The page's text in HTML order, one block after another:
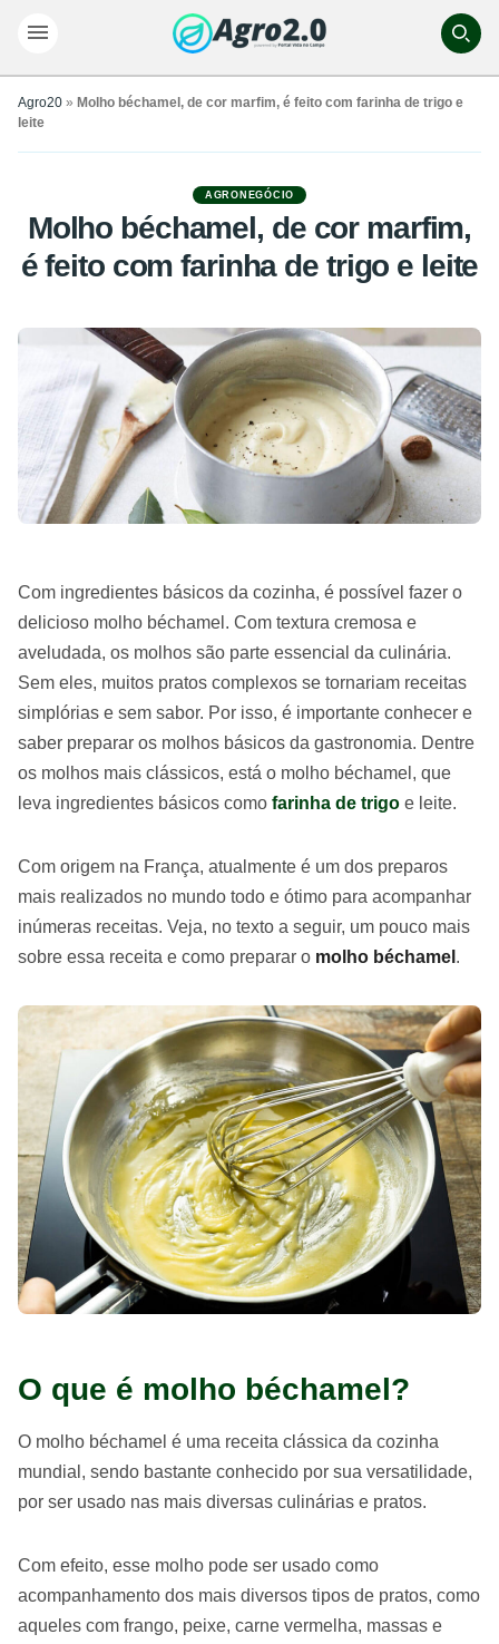
Agro20 » Molho béchamel, de cor marfim, é feito com farinha de trigo e
leite
AGRONEGÓCIO
Molho béchamel, de cor marfim,
é feito com farinha de trigo e leite
Com ingredientes básicos da cozinha, é possível fazer o
delicioso molho béchamel. Com textura cremosa e
aveludada, os molhos são parte essencial da culinária.
Sem eles, muitos pratos complexos se tornariam receitas
simplórias e sem sabor. Por isso, é importante conhecer e
saber preparar os molhos básicos da gastronomia. Dentre
os molhos mais clássicos, está o molho béchamel, que
leva ingredientes básicos como farinha de trigo e leite.
Com origem na França, atualmente é um dos preparos
mais realizados no mundo todo e ótimo para acompanhar
inúmeras receitas. Veja, no texto a seguir, um pouco mais
sobre essa receita e como preparar o molho béchamel .
O que é molho béchamel?
O molho béchamel é uma receita clássica da cozinha
mundial, sendo bastante conhecido por sua versatilidade,
por ser usado nas mais diversas culinárias e pratos.
Com efeito, esse molho pode ser usado como
acompanhamento dos mais diversos tipos de pratos, como
aqueles com frango, peixe, carne vermelha, massas e